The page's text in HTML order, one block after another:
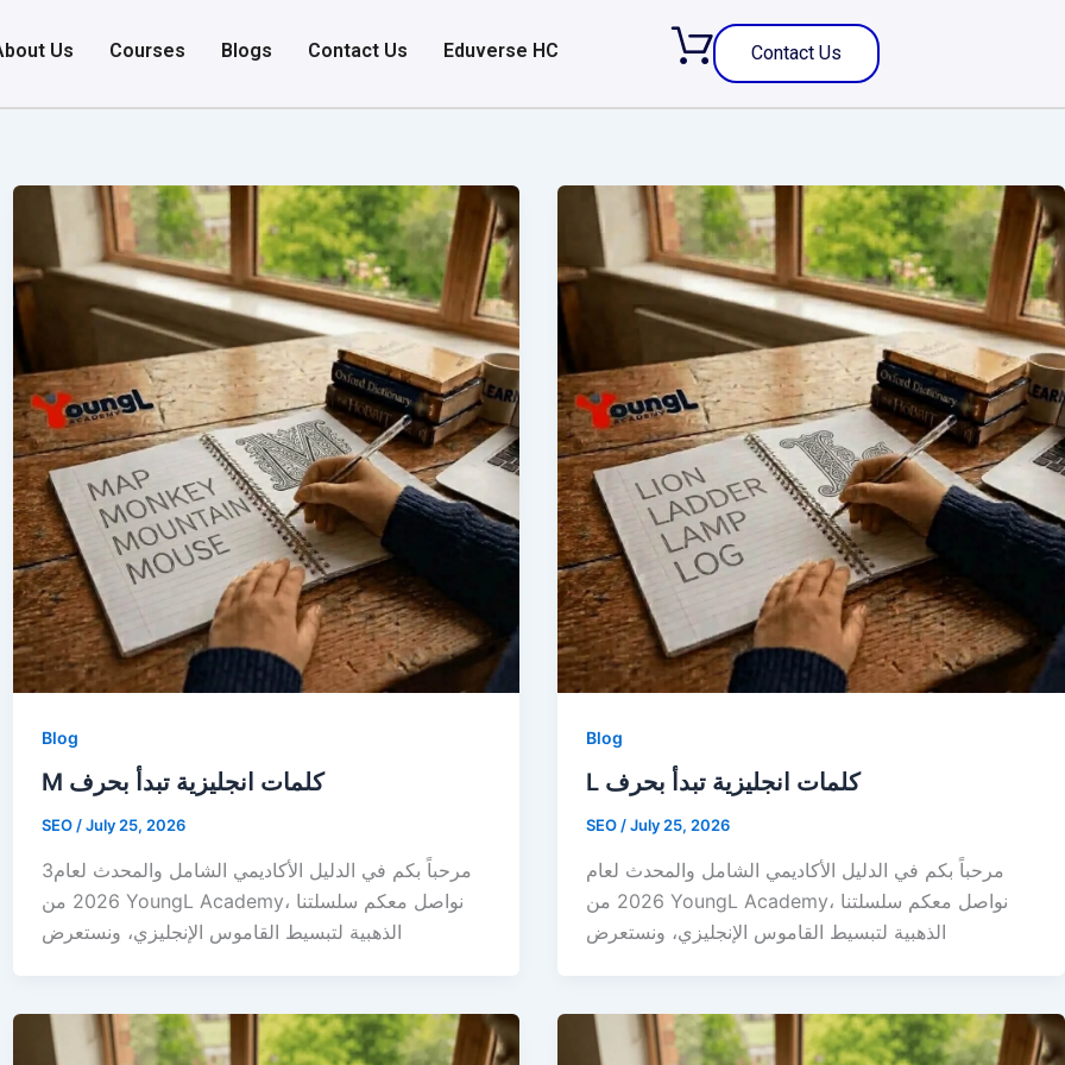
Us Courses Blogs Contact Us Eduverse HC Contact Us
Blog
M كلمات انجليزية تبدأ بحرف
SEO/July 25, 2026
3مرحباً بكم في الدليل الأكاديمي الشامل والمحدث لعام
2026 من YoungL Academy، نواصل معكم سلسلتنا
الذهبية لتبسيط القاموس الإنجليزي، ونستعرض
Blog
L كلمات انجليزية تبدأ بحرف
SEO/July 25, 2026
مرحباً بكم في الدليل الأكاديمي الشامل والمحدث لعام
2026 من YoungL Academy، نواصل معكم سلسلتنا
الذهبية لتبسيط القاموس الإنجليزي، ونستعرض